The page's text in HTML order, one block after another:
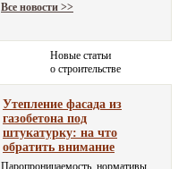
Все новости >>
Новые статьи
о строительстве
Утепление фасада из
газобетона под
штукатурку: на что
обратить внимание
Паропроницаемость, нормативы,